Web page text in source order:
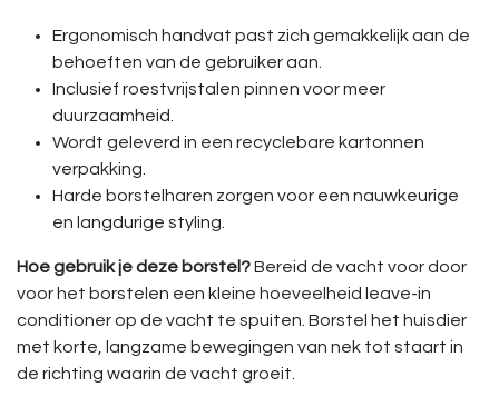
Ergonomisch handvat past zich gemakkelijk aan de
behoeften van de gebruiker aan.
Inclusief roestvrijstalen pinnen voor meer
duurzaamheid.
Wordt geleverd in een recyclebare kartonnen
verpakking.
Harde borstelharen zorgen voor een nauwkeurige
en langdurige styling.
Hoe gebruik je deze borstel?Bereid de vacht voor door
voor het borstelen een kleine hoeveelheid leave-in
conditioner op de vacht te spuiten. Borstel het huisdier
met korte, langzame bewegingen van nek tot staart in
de richting waarin de vacht groeit.